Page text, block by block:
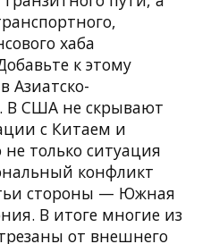
хаба
к этому
Азиатско-
В США не скрывают
с Китаем и
только ситуация
конфликт
стороны — Южная
В итоге многие из
от внешнего